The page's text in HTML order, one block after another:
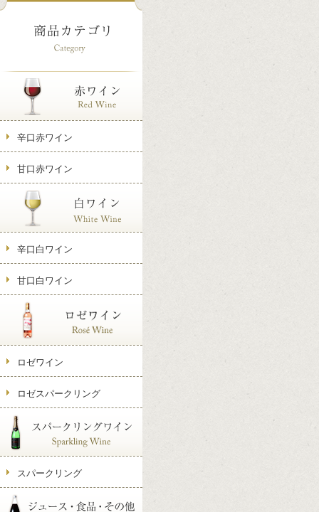
辛口赤ワイン
甘口赤ワイン
辛口白ワイン
甘口白ワイン
ロゼワイン
ロゼスパークリング
スパークリング